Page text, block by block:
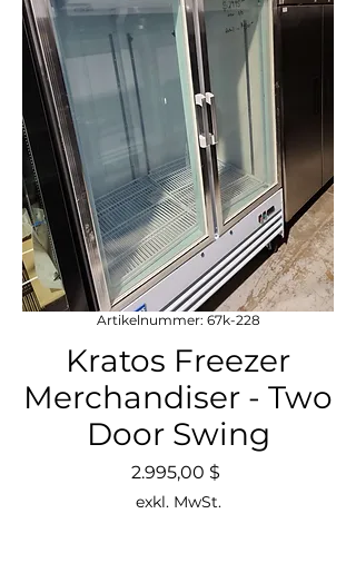
Artikelnummer: 67k-228
Kratos Freezer
Merchandiser - Two
Door Swing
2.995,00 $Preis
exkl. MwSt.